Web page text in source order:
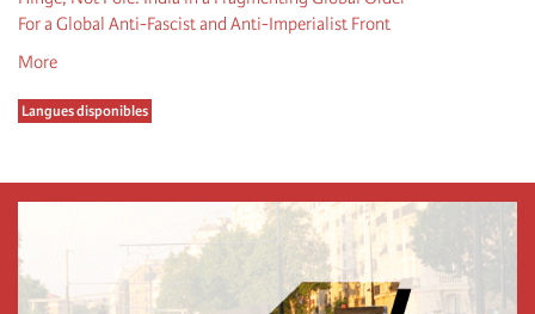
For a Global Anti-Fascist and Anti-Imperialist Front
More
Langues disponibles